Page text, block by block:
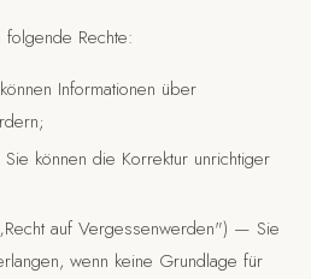
Rechte:
Informationen über
können die Korrektur unrichtiger
auf Vergessenwerden") — Sie
wenn keine Grundlage für